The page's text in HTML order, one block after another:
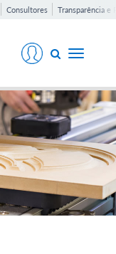
Consultores Transparência e
Toggle